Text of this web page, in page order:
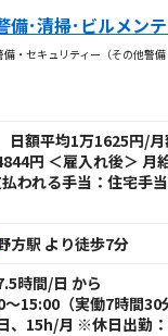
備･清掃･ビルメン
備・セキュリティー（その他警備
額平均1万1625円/月
円 ＜雇入れ後＞ 月
われる手当：住宅手
方駅 より徒歩7分
時間/日 から
～15:00（実働7時間
、15h/月 ※休日出勤